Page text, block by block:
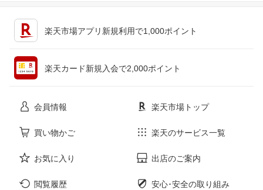
本・雑誌・コミック
楽天市場アプリ新規利用で1,000ポイント
楽天カード新規入会で2,000ポイント
会員情報 楽天市場トップ
買い物かご 楽天のサービス一覧
お気に入り 出店のご案内
閲覧履歴 安心･安全の取り組み